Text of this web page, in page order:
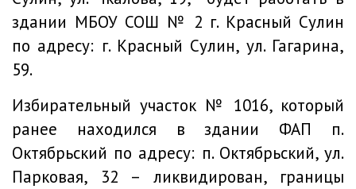
здании МБОУ СОШ № 2 г. Красный Сулин
по адресу: г. Красный Сулин, ул. Гагарина,
59.
Избирательный участок № 1016, который
ранее находился в здании ФАП п.
Октябрьский по адресу: п. Октябрьский, ул.
Парковая, 32 – ликвидирован, границы